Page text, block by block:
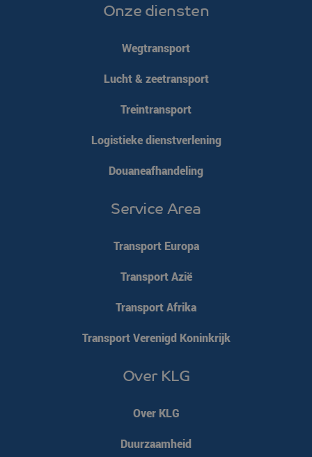
Onze diensten
Wegtransport
Lucht & zeetransport
Treintransport
Logistieke dienstverlening
Douaneafhandeling
Service Area
Transport Europa
Transport Azië
Transport Afrika
Transport Verenigd Koninkrijk
Over KLG
Over KLG
Duurzaamheid